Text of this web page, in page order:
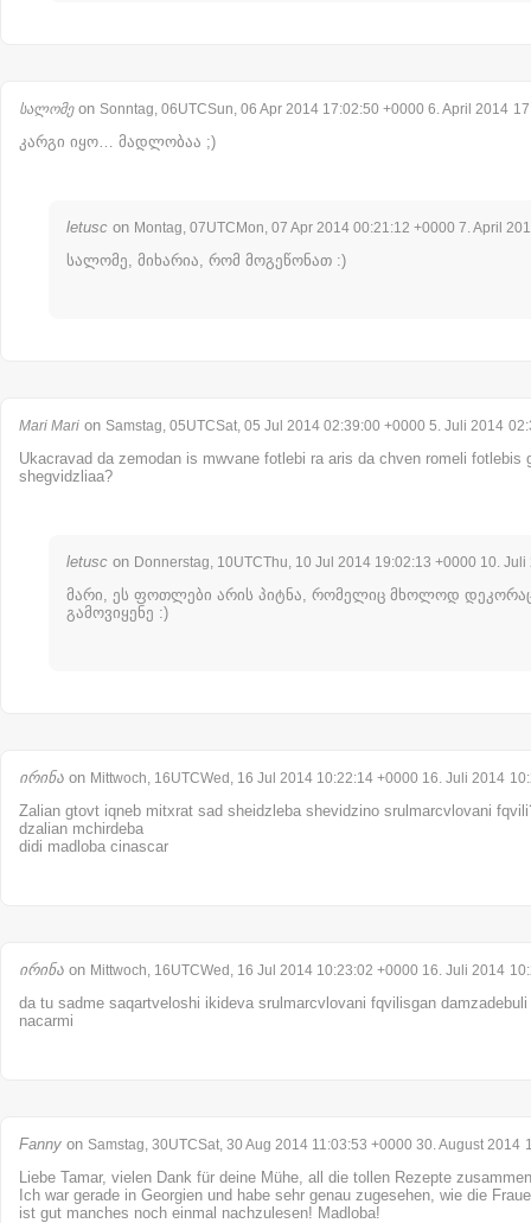
სალომეon Sonntag, 06UTCSun, 06 Apr 2014 17:02:50 +0000 6. April 2014
კარგი იყო… მადლობაა ;)
letusc on Montag, 07UTCMon, 07 Apr 2014 00:21:12 +0000 7. April
სალომე, მიხარია, რომ მოგეწონათ :)
Mari Mari on Samstag, 05UTCSat, 05 Jul 2014 02:39:00 +0000 5. Juli 2014
Ukacravad da zemodan is mwvane fotlebi ra aris da chven romeli fotlebis
shegvidzliaa?
letusc on Donnerstag, 10UTCThu, 10 Jul 2014 19:02:13 +0000 10. Juli
მარი, ეს ფოთლები არის პიტნა, რომელიც მხოლოდ
გამოვიყენე :)
ირინა on Mittwoch, 16UTCWed, 16 Jul 2014 10:22:14 +0000 16. Juli 2014
Zalian gtovt iqneb mitxrat sad sheidzleba shevidzino srulmarcvlovani
dzalian mchirdeba
didi madloba cinascar
ირინა on Mittwoch, 16UTCWed, 16 Jul 2014 10:23:02 +0000 16. Juli 2014
da tu sadme saqartveloshi ikideva srulmarcvlovani fqvilisgan
nacarmi
Fanny on Samstag, 30UTCSat, 30 Aug 2014 11:03:53 +0000 30. August 2014
Liebe Tamar, vielen Dank für deine Mühe, all die tollen Rezepte
Ich war gerade in Georgien und habe sehr genau zugesehen, wie die
ist gut manches noch einmal nachzulesen! Madloba!